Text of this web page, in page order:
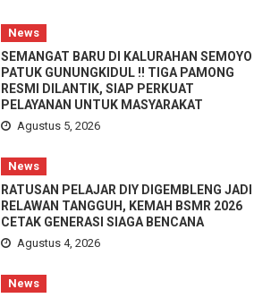
News
SEMANGAT BARU DI KALURAHAN SEMOYO
PATUK GUNUNGKIDUL !! TIGA PAMONG
RESMI DILANTIK, SIAP PERKUAT
PELAYANAN UNTUK MASYARAKAT
Agustus 5, 2026
News
RATUSAN PELAJAR DIY DIGEMBLENG JADI
RELAWAN TANGGUH, KEMAH BSMR 2026
CETAK GENERASI SIAGA BENCANA
Agustus 4, 2026
News